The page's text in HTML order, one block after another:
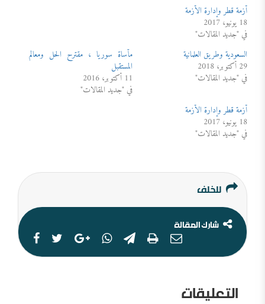
أزمة قطر وإدارة الأزمة
18 يونيو، 2017
في "جديد المقالات"
السعودية وطريق العلمانية
29 أكتوبر، 2018
في "جديد المقالات"
مأساة سوريا ، مقترح الحل ومعالم
المستقبل
11 أكتوبر، 2016
في "جديد المقالات"
أزمة قطر وإدارة الأزمة
18 يونيو، 2017
في "جديد المقالات"
للخلف
شارك المقالة
التعليقات